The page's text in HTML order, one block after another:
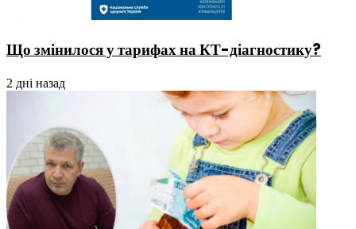
Що змінилося у тарифах на КТ-діагностику?
2 дні назад